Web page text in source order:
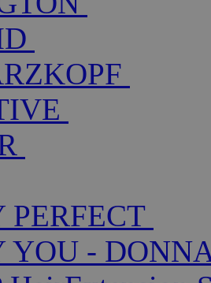
PERFECT
YOU -